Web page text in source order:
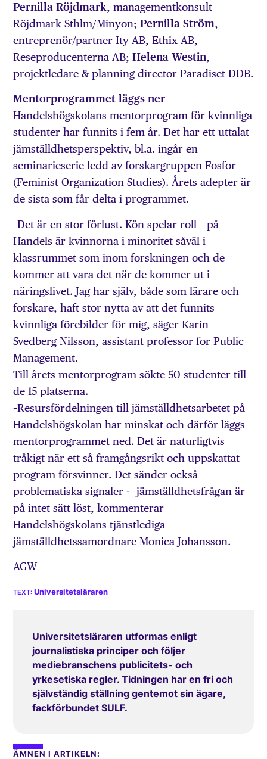
Pernilla Röjdmark, managementkonsult
Röjdmark Sthlm/Minyon;Pernilla Ström,
entreprenör/partner Ity AB, Ethix AB,
Reseproducenterna AB;Helena Westin,
projektledare & planning director Paradiset DDB.
Mentorprogrammet läggs ner
Handelshögskolans mentorprogram för kvinnliga
studenter har funnits i fem år. Det har ett uttalat
jämställdhetsperspektiv, bl.a. ingår en
seminarieserie ledd av forskargruppen Fosfor
(Feminist Organization Studies). Årets adepter är
de sista som får delta i programmet.
–Det är en stor förlust. Kön spelar roll – på
Handels är kvinnorna i minoritet såväl i
klassrummet som inom forskningen och de
kommer att vara det när de kommer ut i
näringslivet. Jag har själv, både som lärare och
forskare, haft stor nytta av att det funnits
kvinnliga förebilder för mig, säger Karin
Svedberg Nilsson, assistant professor for Public
Management.
Till årets mentorprogram sökte 50 studenter till
de 15 platserna.
–Resursfördelningen till jämställdhetsarbetet på
Handelshögskolan har minskat och därför läggs
mentorprogrammet ned. Det är naturligtvis
tråkigt när ett så framgångsrikt och uppskattat
program försvinner. Det sänder också
problematiska signaler -– jämställdhetsfrågan är
på intet sätt löst, kommenterar
Handelshögskolans tjänstlediga
jämställdhetssamordnare Monica Johansson.
AGW
Universitetsläraren
Universitetsläraren utformas enligt
journalistiska principer och följer
mediebranschens publicitets- och
yrkesetiska regler. Tidningen har en fri och
självständig ställning gentemot sin ägare,
fackförbundet SULF.
ÄMNEN I ARTIKELN: